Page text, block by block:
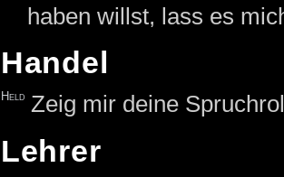
haben willst, lass es
Handel
Held Zeig mir deine
Lehrer